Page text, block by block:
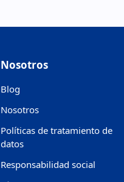
Nosotros
Blog
Nosotros
Políticas de tratamiento de
datos
Responsabilidad social